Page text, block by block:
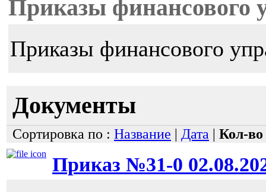
Приказы финансового
Приказы финансового
Документы
Сортировка по : Название | Дата | Кол-во
Приказ №31-0